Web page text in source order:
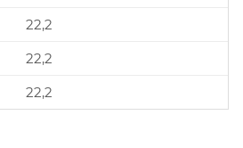
22,2
22,2
22,2